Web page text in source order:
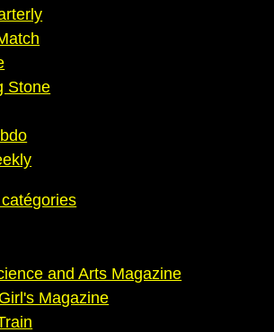
Stone
and Arts Magazine
Magazine